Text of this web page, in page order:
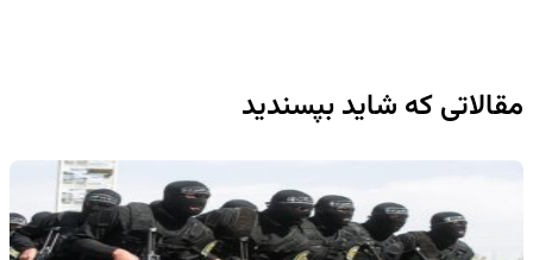
مقالاتی که شاید بپسندید